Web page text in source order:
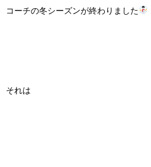
コーチの冬シーズンが終わりました
それは